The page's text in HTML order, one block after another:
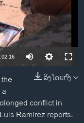
available
ລິງໂດຍກົງ
conflict in
Ramirez reports.